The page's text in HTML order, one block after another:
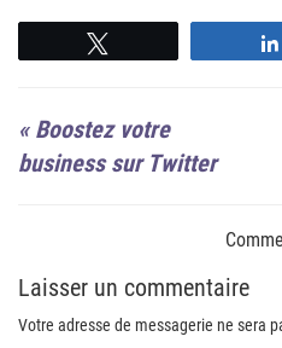
« Boostez votre
business sur Twitter
Laisser un commentaire
Votre adresse de messagerie ne sera